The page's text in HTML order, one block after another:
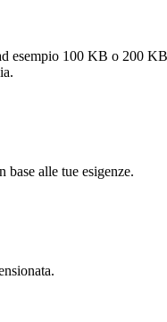
esempio 100 KB o 200
alle tue esigenze.